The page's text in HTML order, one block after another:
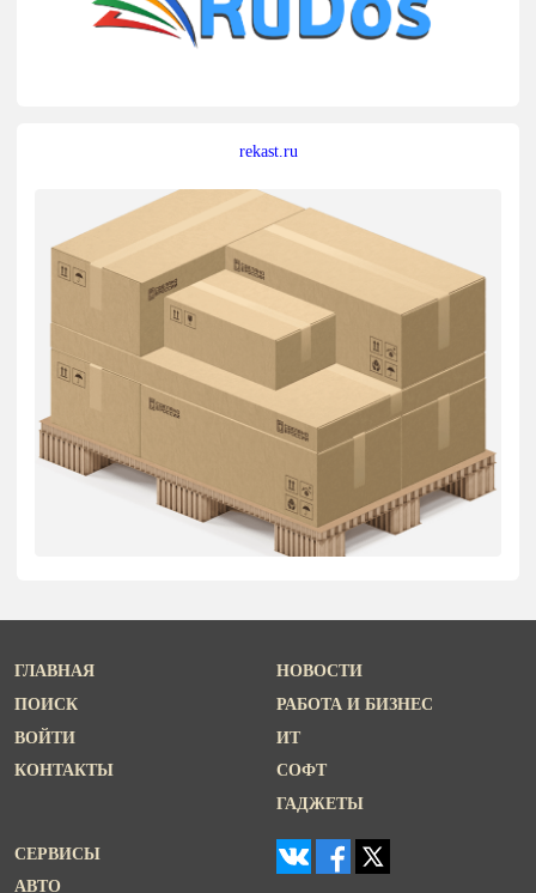
rekast.ru
ГЛАВНАЯ
ПОИСК
ВОЙТИ
КОНТАКТЫ
НОВОСТИ
РАБОТА И БИЗНЕС
ИТ
СОФТ
ГАДЖЕТЫ
СЕРВИСЫ
АВТО